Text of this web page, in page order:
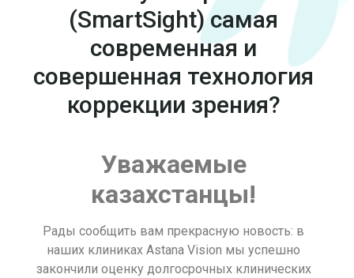
(SmartSight) самая
современная и
совершенная технология
коррекции зрения?
Уважаемые
казахстанцы!
Рады сообщить вам прекрасную новость: в
наших клиниках Astana Vision мы успешно
закончили оценку долгосрочных клинических